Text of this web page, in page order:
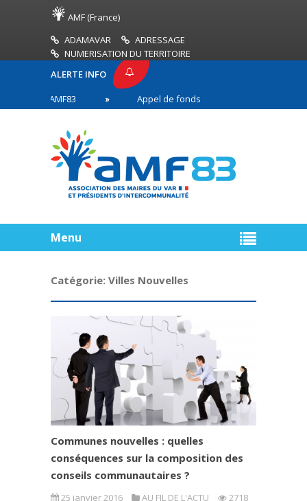
AMF (France)
ADAMAVAR
ADRESSAGE
NUMERISATION DU TERRITOIRE
ALERTE INFO
AMF83
Appel de fonds incendies de forêt
en première ligne
Menu
Catégorie: Villes Nouvelles
Communes nouvelles : quelles
conséquences sur la composition des
conseils communautaires ?
25 janvier 2016 AU FIL DE L'ACTU
2718